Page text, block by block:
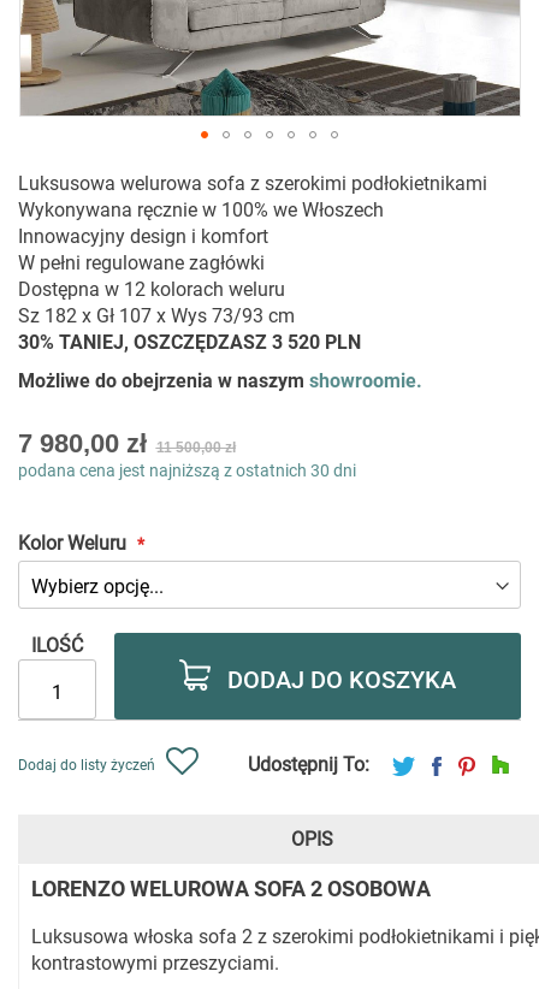
na
początek
galerii
Luksusowa welurowa sofa z szerokimi podłokietnikami
Wykonywana ręcznie w 100% we Włoszech
Innowacyjny design i komfort
W pełni regulowane zagłówki
Dostępna w 12 kolorach weluru
Sz 182 x Gł 107 x Wys 73/93 cm
30% TANIEJ, OSZCZĘDZASZ 3 520 PLN
Możliwe do obejrzenia w naszym showroomie.
As
low
7 980,00 zł 11 500,00 zł
podana cena jest najniższą z ostatnich 30 dni
Kolor Weluru
ILOŚĆ
DODAJ DO KOSZYKA
Dodaj do listy życzeń Udostępnij To:
OPIS
LORENZO WELUROWA SOFA 2 OSOBOWA
Luksusowa włoska sofa 2 z szerokimi podłokietnikami i
kontrastowymi przeszyciami.